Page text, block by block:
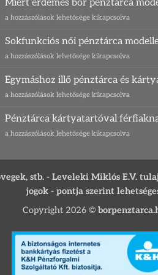
zsákmányhala
egy
bejegyzéshez
Miért érdemes bőr pénztárca
Miért
bőr
modellre
bejegyzéshez
a hozzászólások lehetősége kikapcsolva
Sokfunkciós női pénztárca
Sokfunkciós
pénztárca
modellek
bejegyzéshez
a hozzászólások lehetősége kikapcsolva
Egymáshoz illő pénztárca és
Egymáshoz
pénztárca
kártyatartó
a hozzászólások lehetősége kikapcsolva
Pénztárca kártyatartóval
Pénztárca
rész
a hozzászólások lehetősége kikapcsolva
stb. - Leveleki Miklós E.V.
jogok - pontja szerint
Copyright 2026 ©